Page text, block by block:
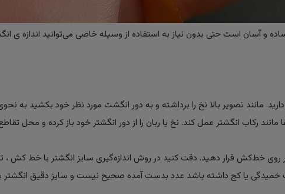
و آسان است حتی بدون نیاز به استفاده از وسیله خاصی می‌توانید اندازه ی
مانند تصویر بالا نخ را برداشته و به دور انگشت مورد نظر خود بکشید به
رکاب انگشتر عمل کند. نخ یا ربان را از دور انگشتر خود باز کرده و محل
روی خط‌کش قرار دهید. دقت کنید در روش اندازه‌گیری سایز انگشتر با خط کش ،
خمیدگی یا کج داشته باشد عدد بدست آمده صحیح نیست و سایز دقیق